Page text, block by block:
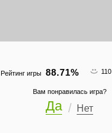
Рейтинг игры 88.71% 110
Вам понравилась игра?
Да Нет